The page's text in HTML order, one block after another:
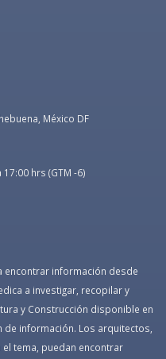
México DF
hrs (GTM -6)
encontrar información desde
a investigar, recopilar y
y Construcción disponible en
información. Los arquitectos,
tema, puedan encontrar